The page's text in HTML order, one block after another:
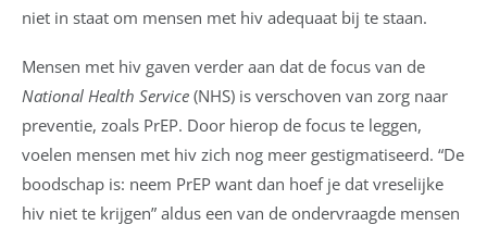
niet in staat om mensen met hiv adequaat bij te staan.
Mensen met hiv gaven verder aan dat de focus van de
National Health Service (NHS) is verschoven van zorg naar
preventie, zoals PrEP. Door hierop de focus te leggen,
voelen mensen met hiv zich nog meer gestigmatiseerd. “De
boodschap is: neem PrEP want dan hoef je dat vreselijke
hiv niet te krijgen” aldus een van de ondervraagde mensen